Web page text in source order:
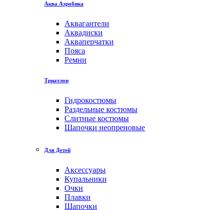
Аква Аэробика
Аквагантели
Аквадиски
Акваперчатки
Пояса
Ремни
Триатлон
Гидрокостюмы
Раздельные костюмы
Слитные костюмы
Шапочки неопреновые
Для Детей
Аксессуары
Купальники
Очки
Плавки
Шапочки